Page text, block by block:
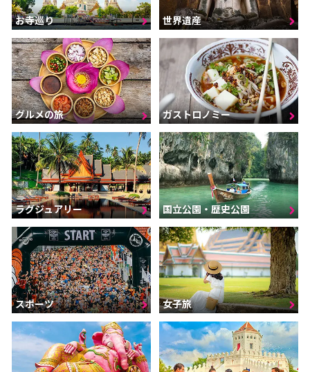
お寺巡り 世界遺産
グルメの旅 ガストロノミー
ラグジュアリー 国立公園・歴史公園
スポーツ 女子旅